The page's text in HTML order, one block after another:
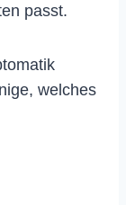
passt.
welches